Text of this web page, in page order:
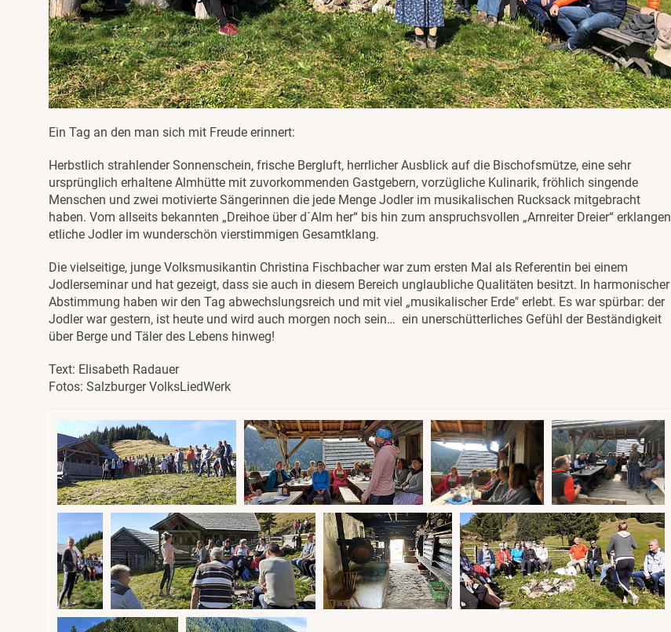
Ein Tag an den man sich mit Freude erinnert:
Herbstlich strahlender Sonnenschein, frische Bergluft, herrlicher Ausblick auf die Bischofsmütze, eine sehr
ursprünglich erhaltene Almhütte mit zuvorkommenden Gastgebern, vorzügliche Kulinarik, fröhlich singende
Menschen und zwei motivierte Sängerinnen die jede Menge Jodler im musikalischen Rucksack mitgebracht
haben. Vom allseits bekannten „Dreihoe über d´Alm her“ bis hin zum anspruchsvollen „Arnreiter Dreier“ erklangen
etliche Jodler im wunderschön vierstimmigen Gesamtklang.
Die vielseitige, junge Volksmusikantin Christina Fischbacher war zum ersten Mal als Referentin bei einem
Jodlerseminar und hat gezeigt, dass sie auch in diesem Bereich unglaubliche Qualitäten besitzt. In harmonischer
Abstimmung haben wir den Tag abwechslungsreich und mit viel „musikalischer Erde" erlebt. Es war spürbar: der
Jodler war gestern, ist heute und wird auch morgen noch sein… ­ein unerschütterliches Gefühl der Beständigkeit
über Berge und Täler des Lebens hinweg!
Text: Elisabeth Radauer
Fotos: Salzburger VolksLiedWerk